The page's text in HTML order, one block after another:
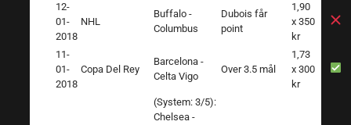
12-
01-
2018
NHL
Buffalo -
Columbus
Dubois får
point
1,90
x 350
kr
11-
01-
2018
Copa Del Rey
Barcelona -
Celta Vigo
Over 3.5 mål
1,73
x 300
kr
(System: 3/5):
Chelsea -